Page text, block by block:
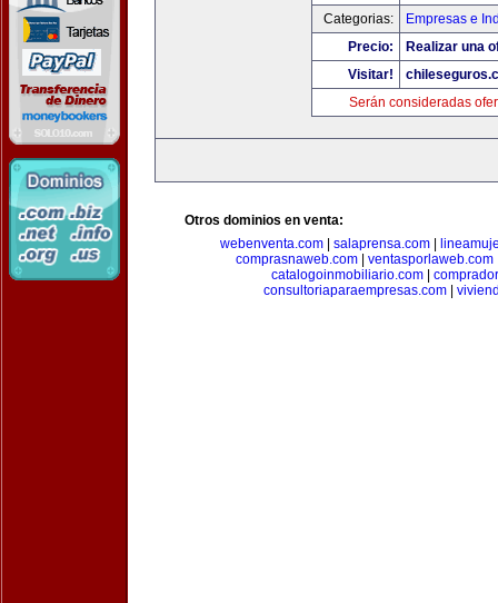
Categorias:
Empresas e
Precio:
Realizar una
Visitar!
Serán consideradas
Otros dominios en venta:
webenventa.com
salaprensa.com
comprasnaweb.com
ventasporlaweb.com
catalogoinmobiliario.com|
consultoriaparaempresas.com|